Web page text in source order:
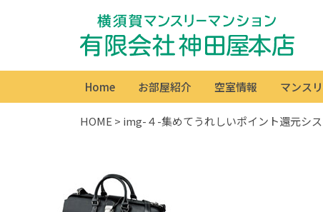
Home お部屋紹介 空室情報 マンス
HOME > img-４-集めてうれしいポイント還元シ